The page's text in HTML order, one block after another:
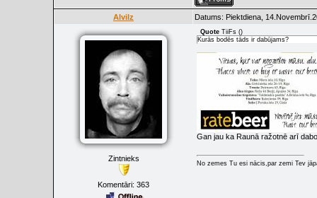
Alvilz Datums: Piektdiena,
Zintnieks
Komentāri: 363
Quote TiiFs ()
Kurās bodēs tāds ir dabūjams?
Gan jau ka Raunā ražotnē arī
No zemes Tu esi nācis,par zemi Tev